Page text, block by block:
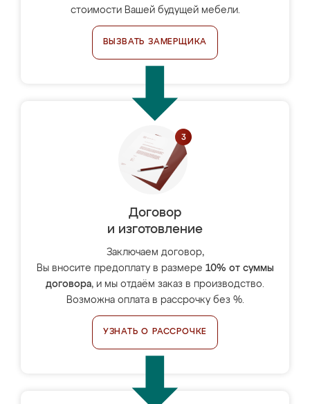
стоимости Вашей будущей мебели.
ВЫЗВАТЬ ЗАМЕРЩИКА
Договор
и изготовление
Заключаем договор,
Вы вносите предоплату в размере 10% от суммы
договора, и мы отдаём заказ в производство.
Возможна оплата в рассрочку без %.
УЗНАТЬ О РАССРОЧКЕ